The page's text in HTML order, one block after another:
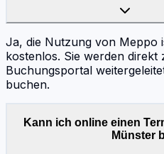
Ja, die Nutzung von Meppo
kostenlos. Sie werden direkt
Buchungsportal
buchen.
Kann ich online einen
Münster